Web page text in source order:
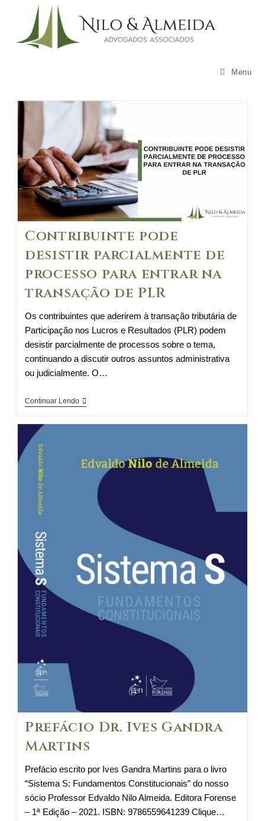
content
Menu
Contribuinte pode
desistir parcialmente de
processo para entrar na
transação de PLR
Os contribuintes que aderirem à transação tributária de
Participação nos Lucros e Resultados (PLR) podem
desistir parcialmente de processos sobre o tema,
continuando a discutir outros assuntos administrativa
ou judicialmente. O…
Continuar Lendo
de
processo
para
entrar
transação
PLR
Prefácio Dr. Ives Gandra
Martins
Prefácio escrito por Ives Gandra Martins para o livro
“Sistema S: Fundamentos Constitucionais” do nosso
sócio Professor Edvaldo Nilo Almeida. Editora Forense
– 1ª Edição – 2021. ISBN: 9786559641239 Clique…